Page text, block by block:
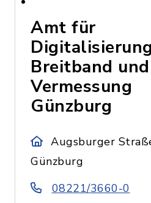
Amt für
Breitband und
Vermessung
Günzburg
Augsburger
Günzburg
08221/3660-0